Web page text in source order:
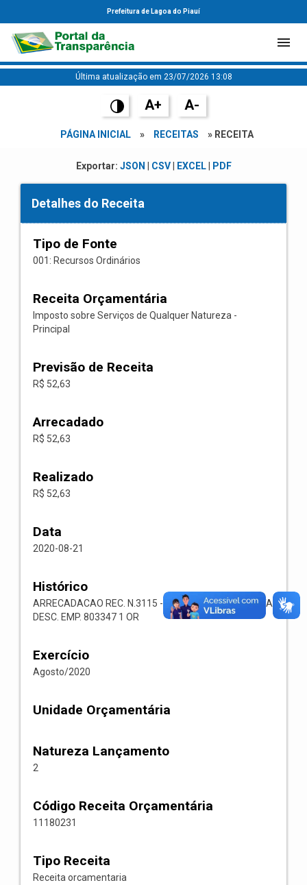
Prefeitura de Lagoa do Piauí
Última atualização em 23/07/2026 13:08
A+ A-
PÁGINA INICIAL » RECEITAS » RECEITA
Exportar: JSON CSV| EXCEL| PDF
Detalhes do Receita
Tipo de Fonte
001: Recursos Ordinários
Receita Orçamentária
Imposto sobre Serviços de Qualquer Natureza -
Principal
Previsão de Receita
R$ 52,63
Arrecadado
R$ 52,63
Realizado
R$ 52,63
Data
2020-08-21
Histórico
ARRECADACAO REC. N.3115 -- 1118.02.3.1.00-RECEITA
DESC. EMP. 803347 1 OR
Exercício
Agosto/2020
Unidade Orçamentária
Natureza Lançamento
2
Código Receita Orçamentária
11180231
Tipo Receita
Receita orcamentaria